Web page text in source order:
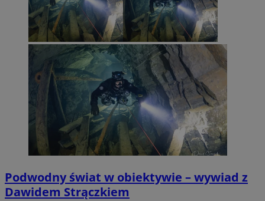
Podwodny świat w obiektywie – wywiad z
Dawidem Strączkiem